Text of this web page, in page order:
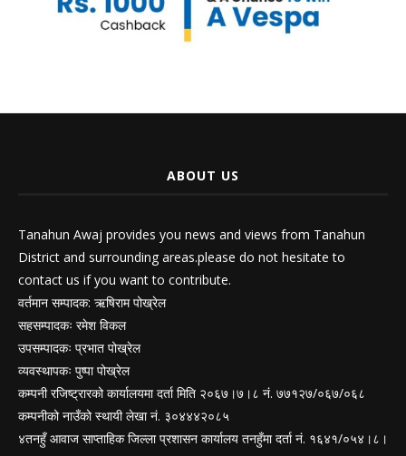
ABOUT US
Tanahun Awaj provides you news and views from Tanahun
District and surrounding areas.please do not hesitate to
contact us if you want to contribute.
वर्तमान सम्पादक: ऋषिराम पोख्रेल
सहसम्पादकः रमेश विकल
उपसम्पादकः प्रभात पोख्रेल
व्यवस्थापकः पुष्पा पोख्रेल
कम्पनी रजिष्ट्रारको कार्यालयमा दर्ता मिति २०६७।७।८ नं. ७७१२७/०६७/०६८
कम्पनीको नाउँको स्थायी लेखा नं. ३०४४४२०८५
४तनहुँ आवाज साप्ताहिक जिल्ला प्रशासन कार्यालय तनहुँमा दर्ता नं. १६४१/०५४।८।